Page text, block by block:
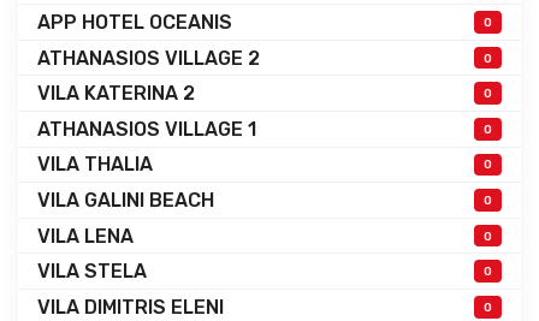
APP HOTEL OCEANIS 0
ATHANASIOS VILLAGE 2 0
VILA KATERINA 2 0
ATHANASIOS VILLAGE 1 0
VILA THALIA 0
VILA GALINI BEACH 0
VILA LENA 0
VILA STELA 0
VILA DIMITRIS ELENI 0